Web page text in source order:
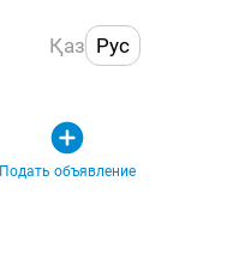
Қаз Рус
Подать объявление